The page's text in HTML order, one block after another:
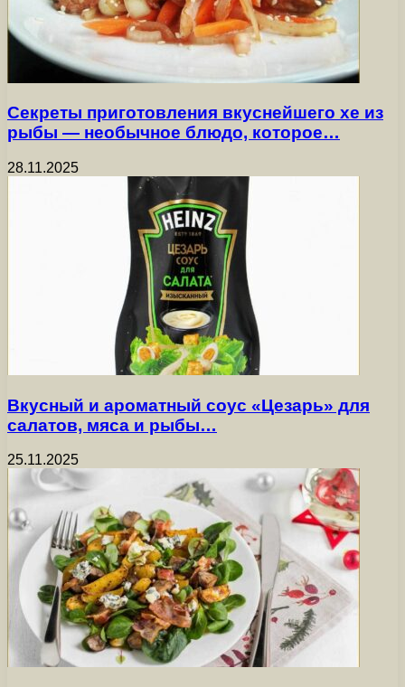
Секреты приготовления вкуснейшего хе из
рыбы — необычное блюдо, которое…
28.11.2025
Вкусный и ароматный соус «Цезарь» для
салатов, мяса и рыбы…
25.11.2025